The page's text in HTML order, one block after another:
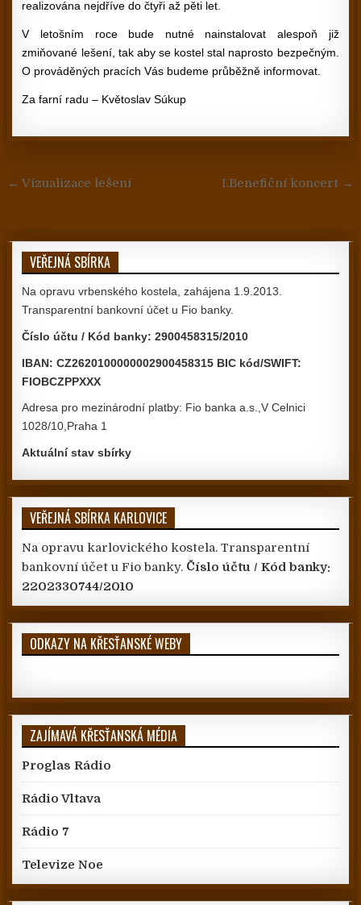
realizována nejdříve do čtyři až pěti let.
V letošním roce bude nutné nainstalovat alespoň již
zmiňované lešení, tak aby se kostel stal naprosto bezpečným.
O prováděných pracích Vás budeme průběžně informovat.
Za farní radu – Květoslav Súkup
Navigace pro příspěvekI.Benefiční koncert →
← Vizualizace lešení
VEŘEJNÁ SBÍRKA
Na opravu vrbenského kostela, zahájena 1.9.2013.
Transparentní bankovní účet u Fio banky.
Číslo účtu / Kód banky: 2900458315/2010
IBAN: CZ2620100000002900458315 BIC kód/SWIFT:
FIOBCZPPXXX
Adresa pro mezinárodní platby: Fio banka a.s.,V Celnici
1028/10,Praha 1
Aktuální stav sbírky
VEŘEJNÁ SBÍRKA KARLOVICE
Na opravu karlovického kostela. Transparentní
bankovní účet u Fio banky. Číslo účtu / Kód banky:
2202330744/2010
ODKAZY NA KŘESŤANSKÉ WEBY
ZAJÍMAVÁ KŘESŤANSKÁ MÉDIA
Proglas Rádio
Rádio Vltava
Rádio 7
Televize Noe